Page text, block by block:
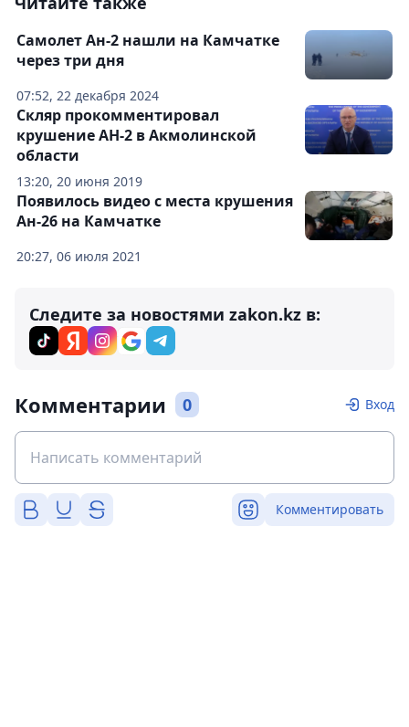
07:52, 22 декабря 2024
Самолет Ан-2 нашли на Камчатке
через три дня
13:20, 20 июня 2019
Скляр прокомментировал
крушение АН-2 в Акмолинской
области
20:27, 06 июля 2021
Появилось видео с места крушения
Ан-26 на Камчатке
Следите за новостями zakon.kz в:
Комментарии 0 Вход
Комментировать